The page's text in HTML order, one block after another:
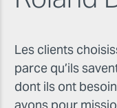
Les clients
parce qu’ils
dont ils ont